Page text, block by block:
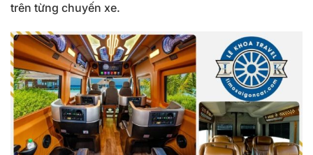
trên từng chuyến xe.